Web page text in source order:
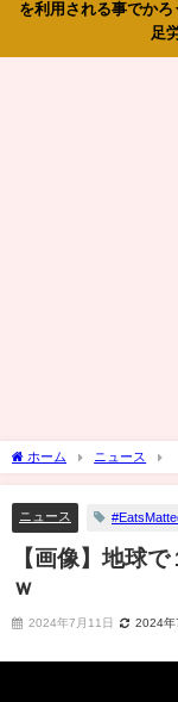
を利用される事でか
足
ホーム ニュース
ニュース
【画像】地球
ｗ
2024年7月11日 2024年